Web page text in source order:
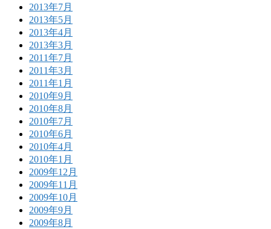
2013年7月
2013年5月
2013年4月
2013年3月
2011年7月
2011年3月
2011年1月
2010年9月
2010年8月
2010年7月
2010年6月
2010年4月
2010年1月
2009年12月
2009年11月
2009年10月
2009年9月
2009年8月